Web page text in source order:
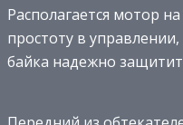
Располагается мотор
простоту в
байка надежно